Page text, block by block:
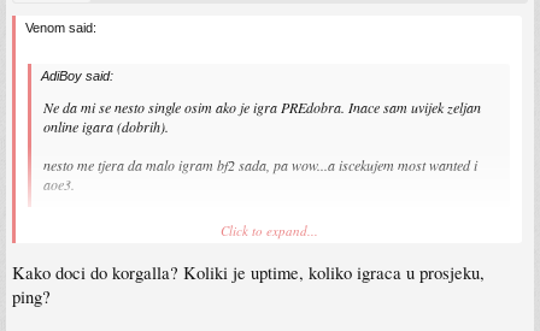
Venom said:
AdiBoy said:
Ne da mi se nesto single osim ako je igra PREdobra. Inace sam uvijek zeljan
online igara (dobrih).
nesto me tjera da malo igram bf2 sada, pa wow...a iscekujem most wanted i
aoe3.
na kojem serveru wow?Mene ima na korgallu
Click to expand...
Kako doci do korgalla? Koliki je uptime, koliko igraca u prosjeku,
ping?